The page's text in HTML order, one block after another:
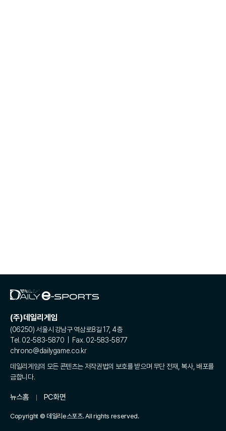
(주)데일리게임
(06250) 서울시 강남구 역삼로8길 17, 4층
Tel. 02-583-5870 | Fax. 02-583-5877
chrono@dailygame.co.kr
데일리게임의 모든 콘텐츠는 저작권법의 보호를 받으며 무단 전재, 복사, 배포를
금합니다.
뉴스홈 PC화면
Copyright © 데일리e스포츠. All rights reserved.